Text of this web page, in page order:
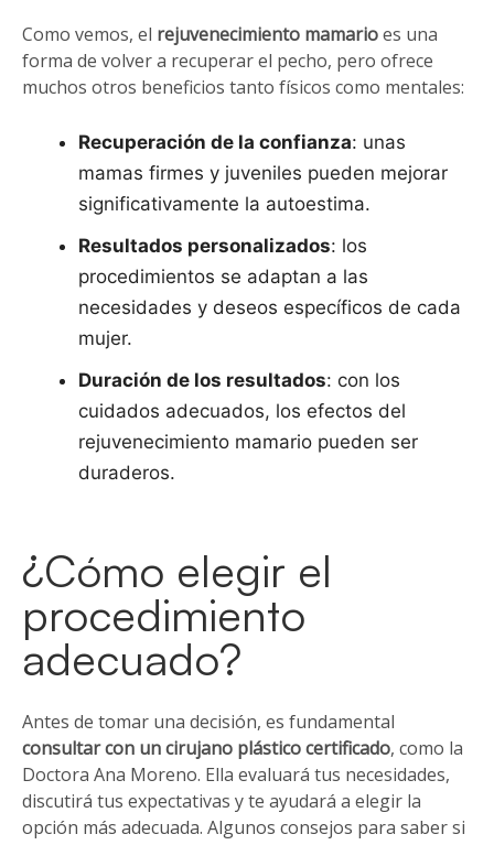
Como vemos, el rejuvenecimiento mamarioes una
forma de volver a recuperar el pecho, pero ofrece
muchos otros beneficios tanto físicos como mentales:
Recuperación de la confianza: unas
mamas firmes y juveniles pueden mejorar
significativamente la autoestima.
Resultados personalizados: los
procedimientos se adaptan a las
necesidades y deseos específicos de cada
mujer.
Duración de los resultados: con los
cuidados adecuados, los efectos del
rejuvenecimiento mamario pueden ser
duraderos.
¿Cómo elegir el
procedimiento
adecuado?
Antes de tomar una decisión, es fundamental
consultar con un cirujano plástico certificado, como la
Doctora Ana Moreno. Ella evaluará tus necesidades,
discutirá tus expectativas y te ayudará a elegir la
opción más adecuada. Algunos consejos para saber si